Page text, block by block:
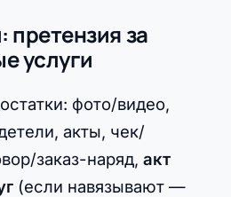
претензия за
услуги
фото/видео,
акты, чек/
заказ-наряд, акт
(если навязывают —